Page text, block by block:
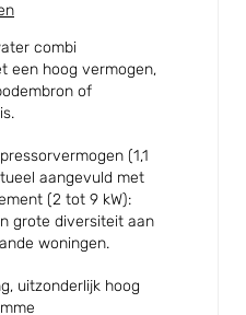
combi
een hoog vermogen,
of
(1,1
aangevuld met
(2 tot 9 kW):
grote diversiteit aan
woningen.
uitzonderlijk hoog